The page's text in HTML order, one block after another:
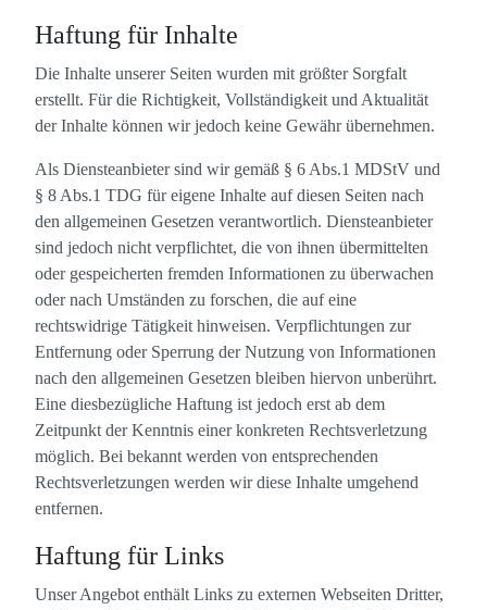
Haftung für Inhalte
Die Inhalte unserer Seiten wurden mit größter Sorgfalt
erstellt. Für die Richtigkeit, Vollständigkeit und Aktualität
der Inhalte können wir jedoch keine Gewähr übernehmen.
Als Diensteanbieter sind wir gemäß § 6 Abs.1 MDStV und
§ 8 Abs.1 TDG für eigene Inhalte auf diesen Seiten nach
den allgemeinen Gesetzen verantwortlich. Diensteanbieter
sind jedoch nicht verpflichtet, die von ihnen übermittelten
oder gespeicherten fremden Informationen zu überwachen
oder nach Umständen zu forschen, die auf eine
rechtswidrige Tätigkeit hinweisen. Verpflichtungen zur
Entfernung oder Sperrung der Nutzung von Informationen
nach den allgemeinen Gesetzen bleiben hiervon unberührt.
Eine diesbezügliche Haftung ist jedoch erst ab dem
Zeitpunkt der Kenntnis einer konkreten Rechtsverletzung
möglich. Bei bekannt werden von entsprechenden
Rechtsverletzungen werden wir diese Inhalte umgehend
entfernen.
Haftung für Links
Unser Angebot enthält Links zu externen Webseiten Dritter,